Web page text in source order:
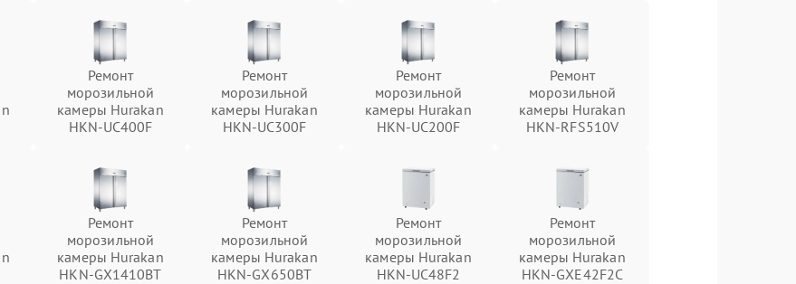
Ремонт
морозильной
камеры Hurakan
HKN-UC400F
Ремонт
морозильной
камеры Hurakan
HKN-UC300F
Ремонт
морозильной
камеры Hurakan
HKN-UC200F
Ремонт
морозильной
камеры Hurakan
HKN-RFS510V
Ремонт
морозильной
камеры Hurakan
HKN-GX1410BT
Ремонт
морозильной
камеры Hurakan
HKN-GX650BT
Ремонт
морозильной
камеры Hurakan
HKN-UC48F2
Ремонт
морозильной
камеры Hurakan
HKN-GXE42F2C